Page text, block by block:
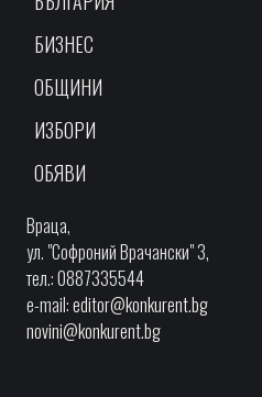
БИЗНЕС
ОБЩИНИ
ИЗБОРИ
ОБЯВИ
Враца,
ул. "Софроний Врачански" 3,
тел.: 0887335544
e-mail:editor@konkurent.bg
novini@konkurent.bg